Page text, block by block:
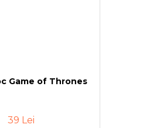
Game of Thrones
39 Lei